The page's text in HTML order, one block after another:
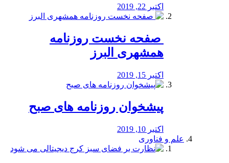
اکتبر 22, 2019
️ صفحه نخست روزنامه‌
همشهری البرز
اکتبر 15, 2019
پیشخوان روزنامه های صبح
اکتبر 10, 2019
علم و فناوری